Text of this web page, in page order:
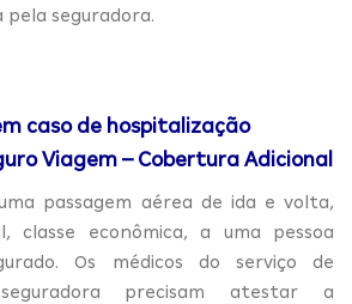
seguradora.
caso de hospitalização
Viagem – Cobertura Adicional
passagem aérea de ida e volta,
classe econômica, a uma pessoa
Os médicos do serviço de
precisam atestar a